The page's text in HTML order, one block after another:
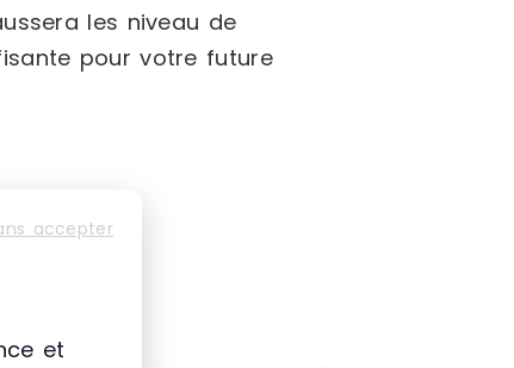
les niveau de
pour votre future
accepter
et